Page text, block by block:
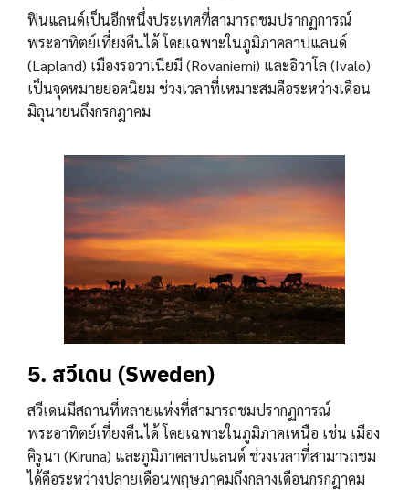
ฟินแลนด์เป็นอีกหนึ่งประเทศที่สามารถชมปรากฏการณ์
พระอาทิตย์เที่ยงคืนได้ โดยเฉพาะในภูมิภาคลาปแลนด์
(Lapland) เมืองรอวาเนียมี (Rovaniemi) และอิวาโล (Ivalo)
เป็นจุดหมายยอดนิยม ช่วงเวลาที่เหมาะสมคือระหว่างเดือน
มิถุนายนถึงกรกฎาคม
5. สวีเดน (Sweden)
สวีเดนมีสถานที่หลายแห่งที่สามารถชมปรากฏการณ์
พระอาทิตย์เที่ยงคืนได้ โดยเฉพาะในภูมิภาคเหนือ เช่น เมือง
คิรูนา (Kiruna) และภูมิภาคลาปแลนด์ ช่วงเวลาที่สามารถชม
ได้คือระหว่างปลายเดือนพฤษภาคมถึงกลางเดือนกรกฎาคม